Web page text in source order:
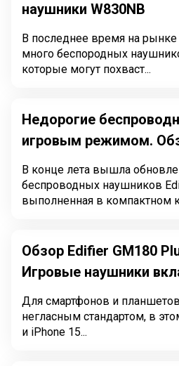
наушники W830NB
В последнее время на рынке
много беспородных
которые могут похваст...
Недорогие
игровым режимом.
В конце лета вышла
беспроводных наушников
выполненная в компактном
Обзор Edifier GM180
Игровые наушники
Для смартфонов и
негласным стандартом, в
и iPhone 15...